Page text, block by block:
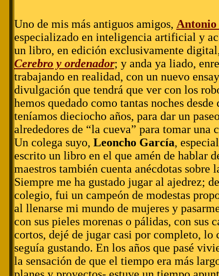
Uno de mis más antiguos amigos,
especializado en inteligencia artificial y
un libro, en edición exclusivamente
Cerebro y ordenador; y anda ya liado,
trabajando en realidad, con un nuevo
divulgación que tendrá que ver con los
hemos quedado como tantas noches desde
teníamos dieciocho años, para dar un
alrededores de “la cueva” para tomar una
Un colega suyo, Leoncho García,
escrito un libro en el que amén de hablar
maestros también cuenta anécdotas sobre
Siempre me ha gustado jugar al ajedrez;
colegio, fui un campeón de modestas
al llenarse mi mundo de mujeres y
con sus pieles morenas o pálidas, con sus
cortos, dejé de jugar casi por completo, lo
seguía gustando. En los años que pasé
la sensación de que el tiempo era más